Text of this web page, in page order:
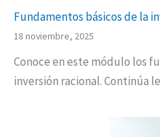
Fundamentos básicos de la
18 noviembre, 2025
Conoce en este módulo los
inversión racional. Continúa